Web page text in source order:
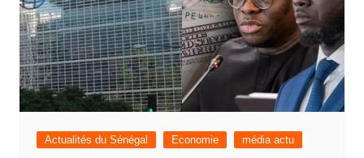
Actualités du Sénégal Economie média actu